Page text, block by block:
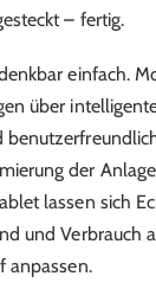
– fertig.
einfach.
über
der
lassen sich
und Verbrauch
anpassen.